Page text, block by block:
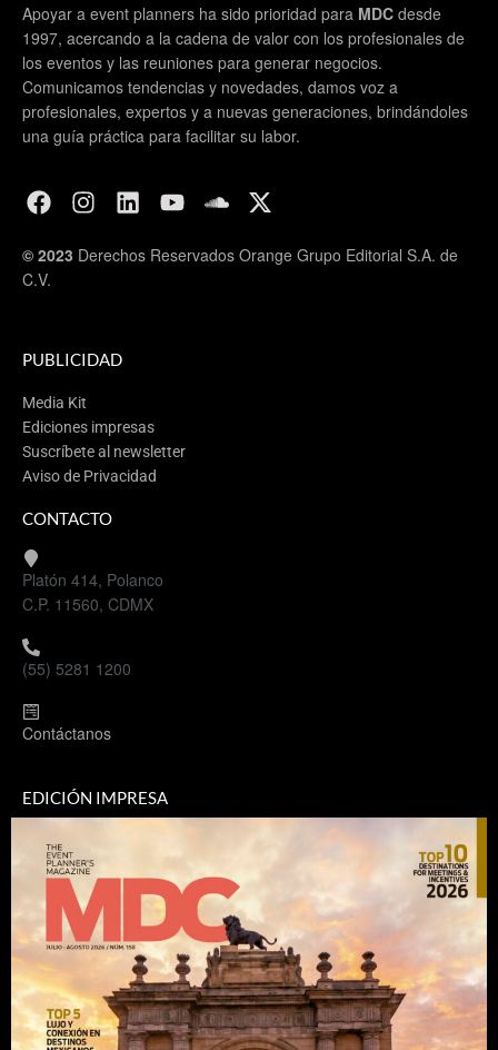
Apoyar a event planners ha sido prioridad para MDC desde
1997, acercando a la cadena de valor con los profesionales de
los eventos y las reuniones para generar negocios.
Comunicamos tendencias y novedades, damos voz a
profesionales, expertos y a nuevas generaciones, brindándoles
una guía práctica para facilitar su labor.
© 2023 Derechos Reservados Orange Grupo Editorial S.A. de
C.V.
PUBLICIDAD
Media Kit
Ediciones impresas
Suscríbete al newsletter
Aviso de Privacidad
CONTACTO
Platón 414, Polanco
C.P. 11560, CDMX
(55) 5281 1200
Contáctanos
EDICIÓN IMPRESA